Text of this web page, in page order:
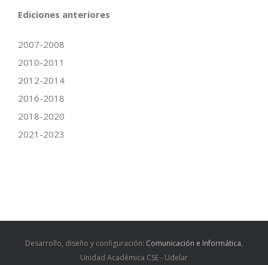
Ediciones anteriores
2007-2008
2010-2011
2012-2014
2016-2018
2018-2020
2021-2023
Desarrollo, diseño y configuración: Comunicación e Informática,
Unidad Académica CSE - Udelar